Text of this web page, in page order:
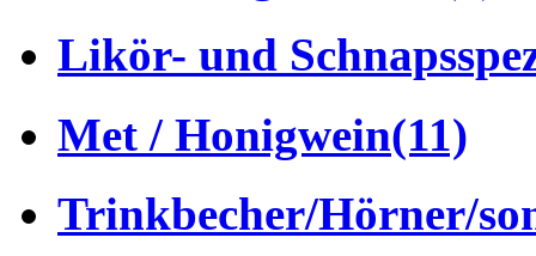
Likör- und
Met / Honigwein(11)
Trinkbecher/Hörner/